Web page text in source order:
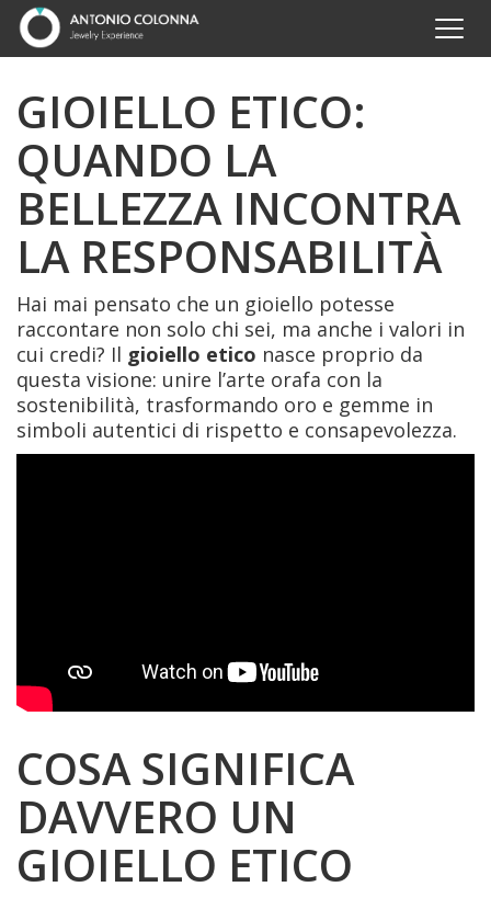
GIOIELLO ETICO:
QUANDO LA
BELLEZZA INCONTRA
LA RESPONSABILITÀ
Hai mai pensato che un gioiello potesse
raccontare non solo chi sei, ma anche i valori in
cui credi? Il gioiello etico nasce proprio da
questa visione: unire l’arte orafa con la
sostenibilità, trasformando oro e gemme in
simboli autentici di rispetto e consapevolezza.
COSA SIGNIFICA
DAVVERO UN
GIOIELLO ETICO